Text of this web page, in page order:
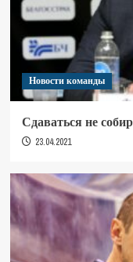
Новости команды
Сдаваться не
23.04.2021